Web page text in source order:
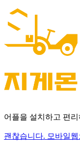
어플을 설치하고 편
괜찮습니다. 모바일